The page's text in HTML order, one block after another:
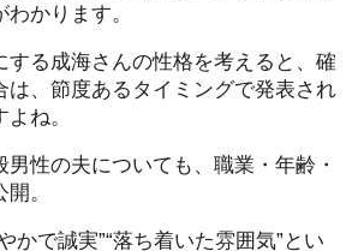
かります。
する成海さんの性格を考えると、確
は、節度あるタイミングで発表され
ね。
性の夫についても、職業・年齢・
。
かで誠実”“落ち着いた雰囲気”とい